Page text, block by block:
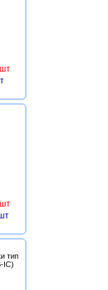
тип
IC)